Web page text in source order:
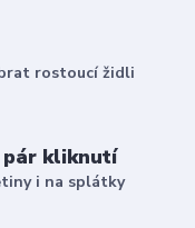
rostoucí židli
pár kliknutí
i na splátky